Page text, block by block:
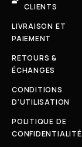
CLIENTS
LIVRAISON ET
PAIEMENT
RETOURS &
ÉCHANGES
CONDITIONS
D'UTILISATION
POLITIQUE DE
CONFIDENTIALITÉ